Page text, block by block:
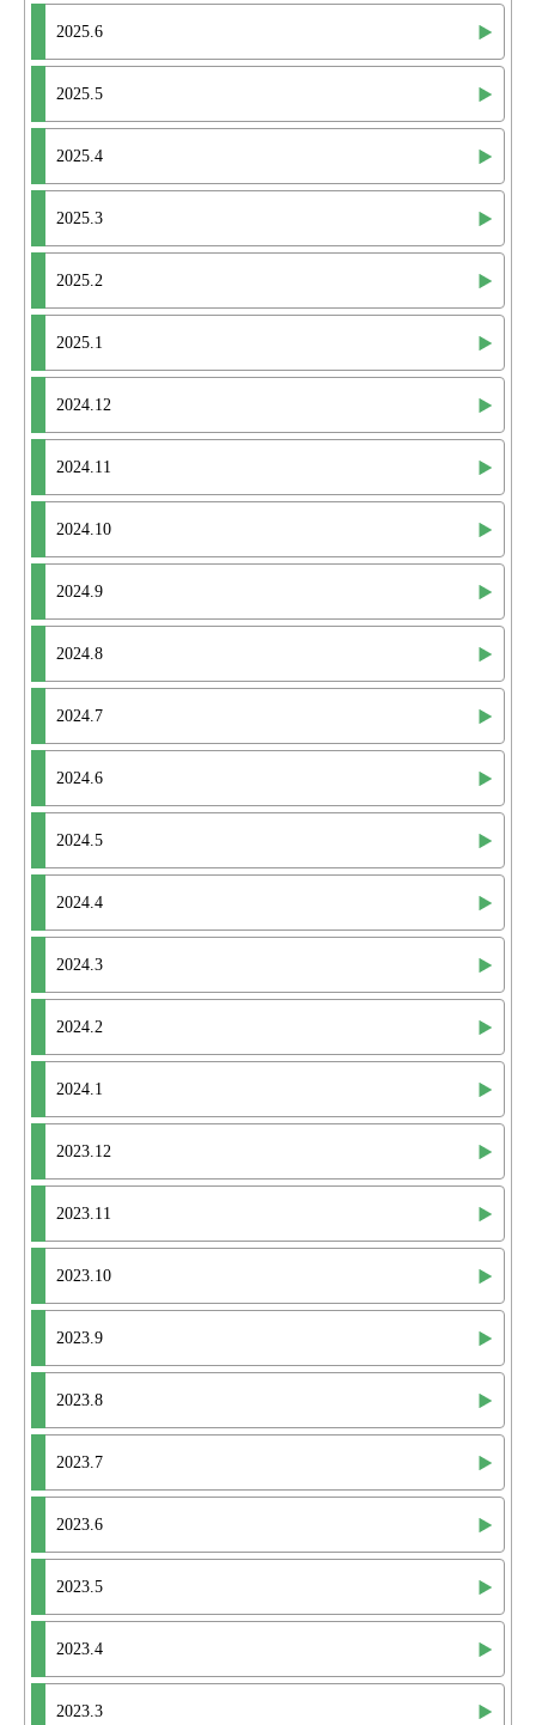
2025.6
2025.5
2025.4
2025.3
2025.2
2025.1
2024.12
2024.11
2024.10
2024.9
2024.8
2024.7
2024.6
2024.5
2024.4
2024.3
2024.2
2024.1
2023.12
2023.11
2023.10
2023.9
2023.8
2023.7
2023.6
2023.5
2023.4
2023.3